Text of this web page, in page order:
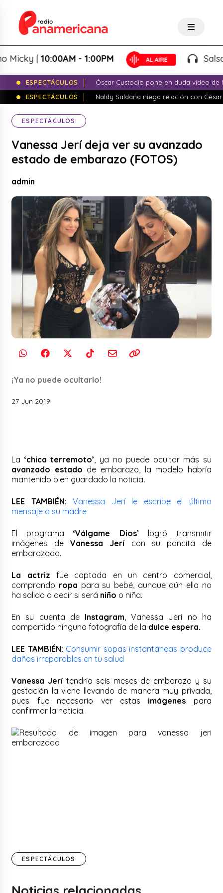
|10:00AM - 1:00PM Salsa
ESPECTÁCULOS
Óscar Custodio pone en duda video de
ESPECTÁCULOS
Naldy Saldaña niega relación con
ESPECTÁCULOS
Vanessa Jerí deja ver su avanzado
estado de embarazo (FOTOS)
admin
¡Ya no puede ocultarlo!
27 Jun 2019
La ‘chica terremoto’ , ya no puede ocultar más su
avanzado estado de embarazo, la modelo habría
mantenido bien guardado la noticia.
LEE TAMBIÉN:Vanessa Jerí le escribe el último
mensaje a su madre
El programa‘Válgame Dios’ logró transmitir
imágenes deVanessa Jerícon su pancita de
embarazada.
La actriz fue captada en un centro comercial,
comprando ropa para su bebé, aunque aún ella no
ha salido a decir si será niño o niña.
En su cuenta de Instagram , Vanessa Jerí no ha
compartido ninguna fotografía de la dulce espera.
LEE TAMBIÉN: Consumir sopas instantáneas produce
daños irreparables en tu salud
Vanessa Jerítendría seis meses de embarazo y su
gestación la viene llevando de manera muy privada,
pues fue necesario ver estas imágenes para
confirmar la noticia.
ESPECTÁCULOS